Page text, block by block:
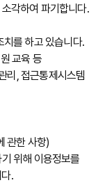
각하여 파기합니다.
를 하고 있습니다.
교육 등
리, 접근통제시스템
관한 사항)
위해 이용정보를
.